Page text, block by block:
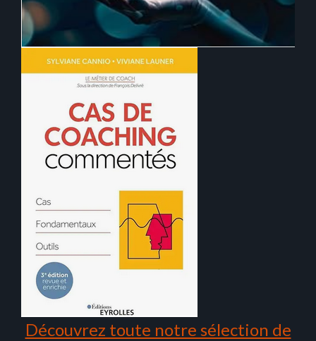
Découvrez toute notre sélection de